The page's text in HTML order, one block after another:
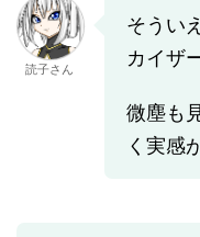
読子さん
そうい
カイザ
微塵も
く実感